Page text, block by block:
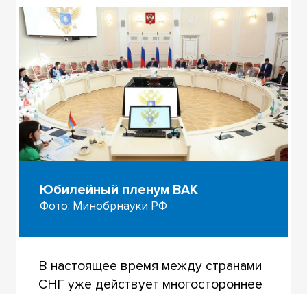
Юбилейный пленум ВАК
Фото: Минобрнауки РФ
В настоящее время между странами
СНГ уже действует многостороннее